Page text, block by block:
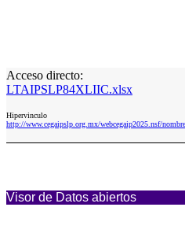
Acceso directo:
LTAIPSLP84XLIIC.xlsx
Hipervinculo
http://www.cegaipslp.org.mx/webcegaip2025.nsf/
Visor de Datos abiertos